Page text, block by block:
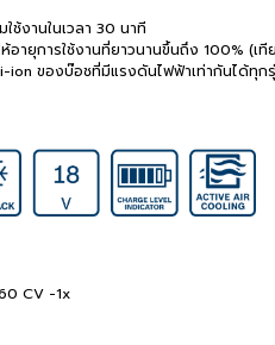
ช้งานในเวลา 30 นาที
ห้อายุการใช้งานที่ยาวนานขึ้นถึง 100% (เ
ของบ๊อชที่มีแรงดันไฟฟ้าเท่ากันได้ทุก
CV -1x